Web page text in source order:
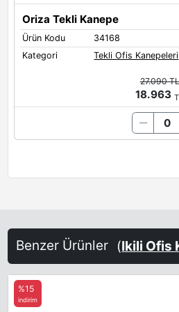
Oriza Tekli Kanepe
Ürün Kodu
34168
Kategori
Tekli Ofis Kanepeleri
27.090
18.963
Benzer Ürünler (Ikili Ofis
%15
indirim